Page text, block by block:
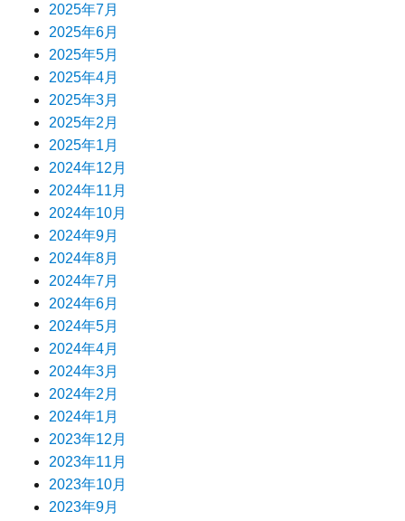
2025年7月
2025年6月
2025年5月
2025年4月
2025年3月
2025年2月
2025年1月
2024年12月
2024年11月
2024年10月
2024年9月
2024年8月
2024年7月
2024年6月
2024年5月
2024年4月
2024年3月
2024年2月
2024年1月
2023年12月
2023年11月
2023年10月
2023年9月